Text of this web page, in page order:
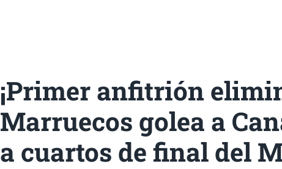
¡Primer anfitrión
Marruecos golea a
a cuartos de final del